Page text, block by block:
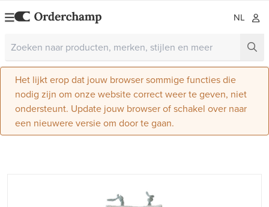
NL
Het lijkt erop dat jouw browser sommige functies die
nodig zijn om onze website correct weer te geven, niet
ondersteunt. Update jouw browser of schakel over naar
een nieuwere versie om door te gaan.